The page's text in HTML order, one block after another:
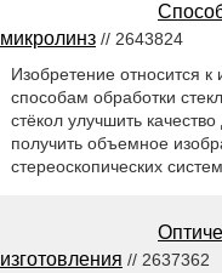
микролинз // 2643824
Изобретение относится
способам обработки
стёкол улучшить
получить объемное
стереоскопических
изготовления // 2637362